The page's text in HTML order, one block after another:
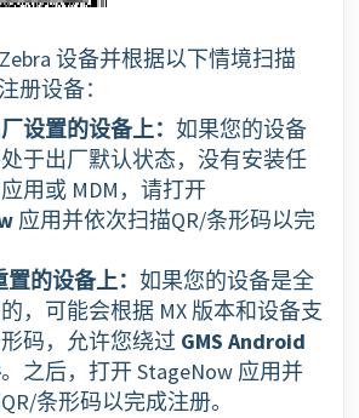
设备并根据以下情境扫描
册设备：
设置的设备上： 如果您的设备
于出厂默认状态，没有安装任
用或 MDM，请打开
应用并依次扫描QR/条形码以完
的设备上： 如果您的设备是全
，可能会根据 MX 版本和设备支
码，允许您绕过 GMS Android
。之后，打开 StageNow 应用并
条形码以完成注册。